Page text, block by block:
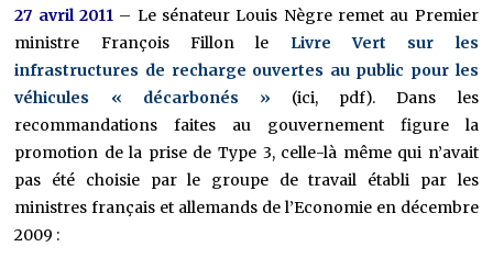
27 avril 2011 – Le sénateur Louis Nègre remet au Premier
ministre François Fillon le Livre Vert sur les
infrastructures de recharge ouvertes au public pour les
véhicules « décarbonés » (ici, pdf). Dans les
recommandations faites au gouvernement figure la
promotion de la prise de Type 3, celle-là même qui n’avait
pas été choisie par le groupe de travail établi par les
ministres français et allemands de l’Economie en décembre
2009 :